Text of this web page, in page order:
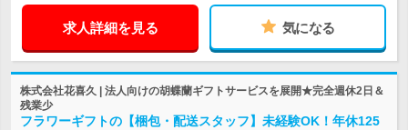
求人詳細を見る 気になる
株式会社花喜久 | 法人向けの胡蝶蘭ギフトサービスを展開★完全週休2日＆
残業少
フラワーギフトの【梱包・配送スタッフ】未経験OK！年休125